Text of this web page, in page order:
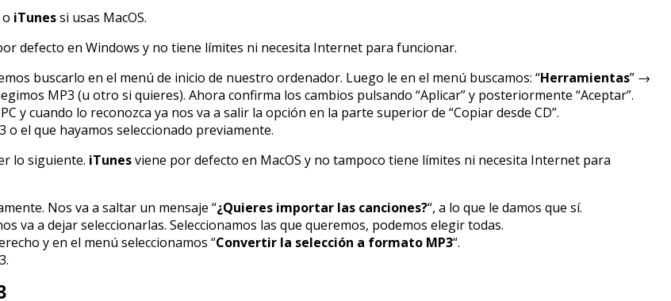
iTunessi usas MacOS.
defecto en Windows y no tiene límites ni necesita Internet para funcionar.
buscarlo en el menú de inicio de nuestro ordenador. Luego le en el menú buscamos: “Herramientas” →
MP3 (u otro si quieres). Ahora confirma los cambios pulsando “Aplicar” y posteriormente “Aceptar”.
y cuando lo reconozca ya nos va a salir la opción en la parte superior de “Copiar desde CD”.
el que hayamos seleccionado previamente.
lo siguiente. iTunesviene por defecto en MacOS y no tampoco tiene límites ni necesita Internet para
Nos va a saltar un mensaje “¿Quieres importar las canciones?“, a lo que le damos que sí.
va a dejar seleccionarlas. Seleccionamos las que queremos, podemos elegir todas.
y en el menú seleccionamos “Convertir la selección a formato MP3“.